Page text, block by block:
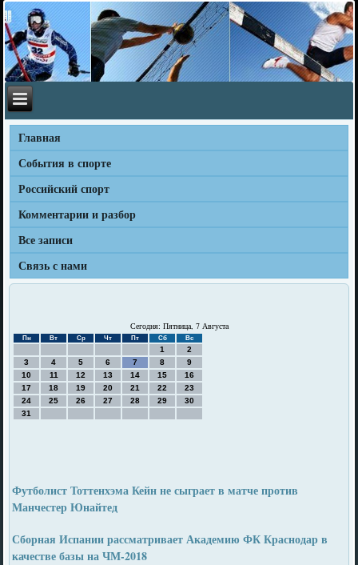
Главная
События в спорте
Российский спорт
Комментарии и разбор
Все записи
Связь с нами
Сегодня: Пятница, 7 Августа
Пн Вт Ср Чт Пт Сб Вс
1
2
3
4 5 6 7 8
9
10
11 12 13 14 15
16
17
18 19 20 21 22
23
24
25 26 27 28 29
30
31
Футболист Тоттенхэма Кейн не сыграет в матче против
Манчестер Юнайтед
Сборная Испании рассматривает Академию ФК Краснодар в
качестве базы на ЧМ-2018